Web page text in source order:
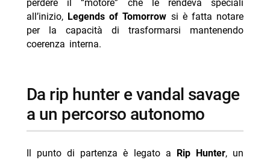
- Neuromancer: teaser e data d’uscita svelati al
Comic-Con 2026
perdere il “motore” che le rendeva speciali
all’inizio, Legends of Tomorrow si è fatta notare
per la capacità di trasformarsi mantenendo
coerenza interna.
da rip hunter e vandal savage
a un percorso autonomo
Il punto di partenza è legato a Rip Hunter, un